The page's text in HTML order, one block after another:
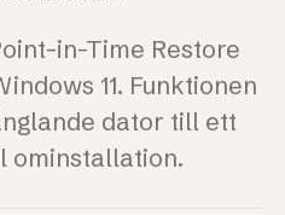
in-Time Restore
11. Funktionen
dator till ett
ominstallation.